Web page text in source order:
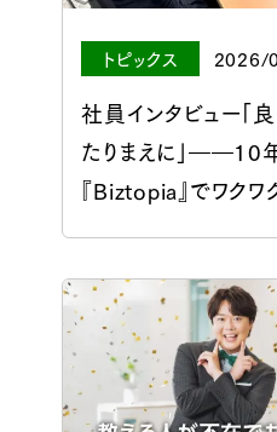
トピックス 2026/
社員インタビュー「
たりまえに」――10
『Biztopia』でワク